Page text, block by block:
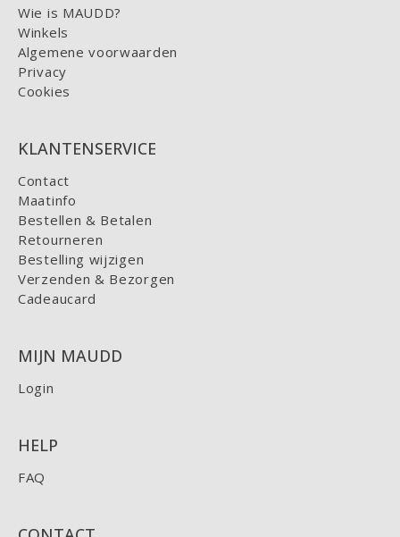
Wie is MAUDD?
Winkels
Algemene voorwaarden
Privacy
Cookies
KLANTENSERVICE
Contact
Maatinfo
Bestellen & Betalen
Retourneren
Bestelling wijzigen
Verzenden & Bezorgen
Cadeaucard
MIJN MAUDD
Login
HELP
FAQ